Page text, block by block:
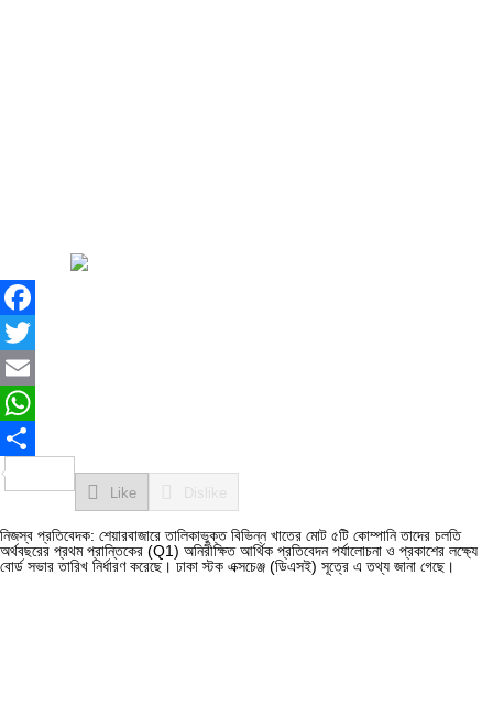
Facebook
Twitter
Email
WhatsApp
Share
Like
নিজস্ব প্রতিবেদক: শেয়ারবাজারে তালিকাভুক্ত বিভিন্ন খাতের মোট ৫টি কোম্পানি তাদের চলতি
অর্থবছরের প্রথম প্রান্তিকের (Q1) অনিরীক্ষিত আর্থিক প্রতিবেদন পর্যালোচনা ও প্রকাশের লক্ষ্যে
বোর্ড সভার তারিখ নির্ধারণ করেছে। ঢাকা স্টক এক্সচেঞ্জ (ডিএসই) সূত্রে এ তথ্য জানা গেছে।